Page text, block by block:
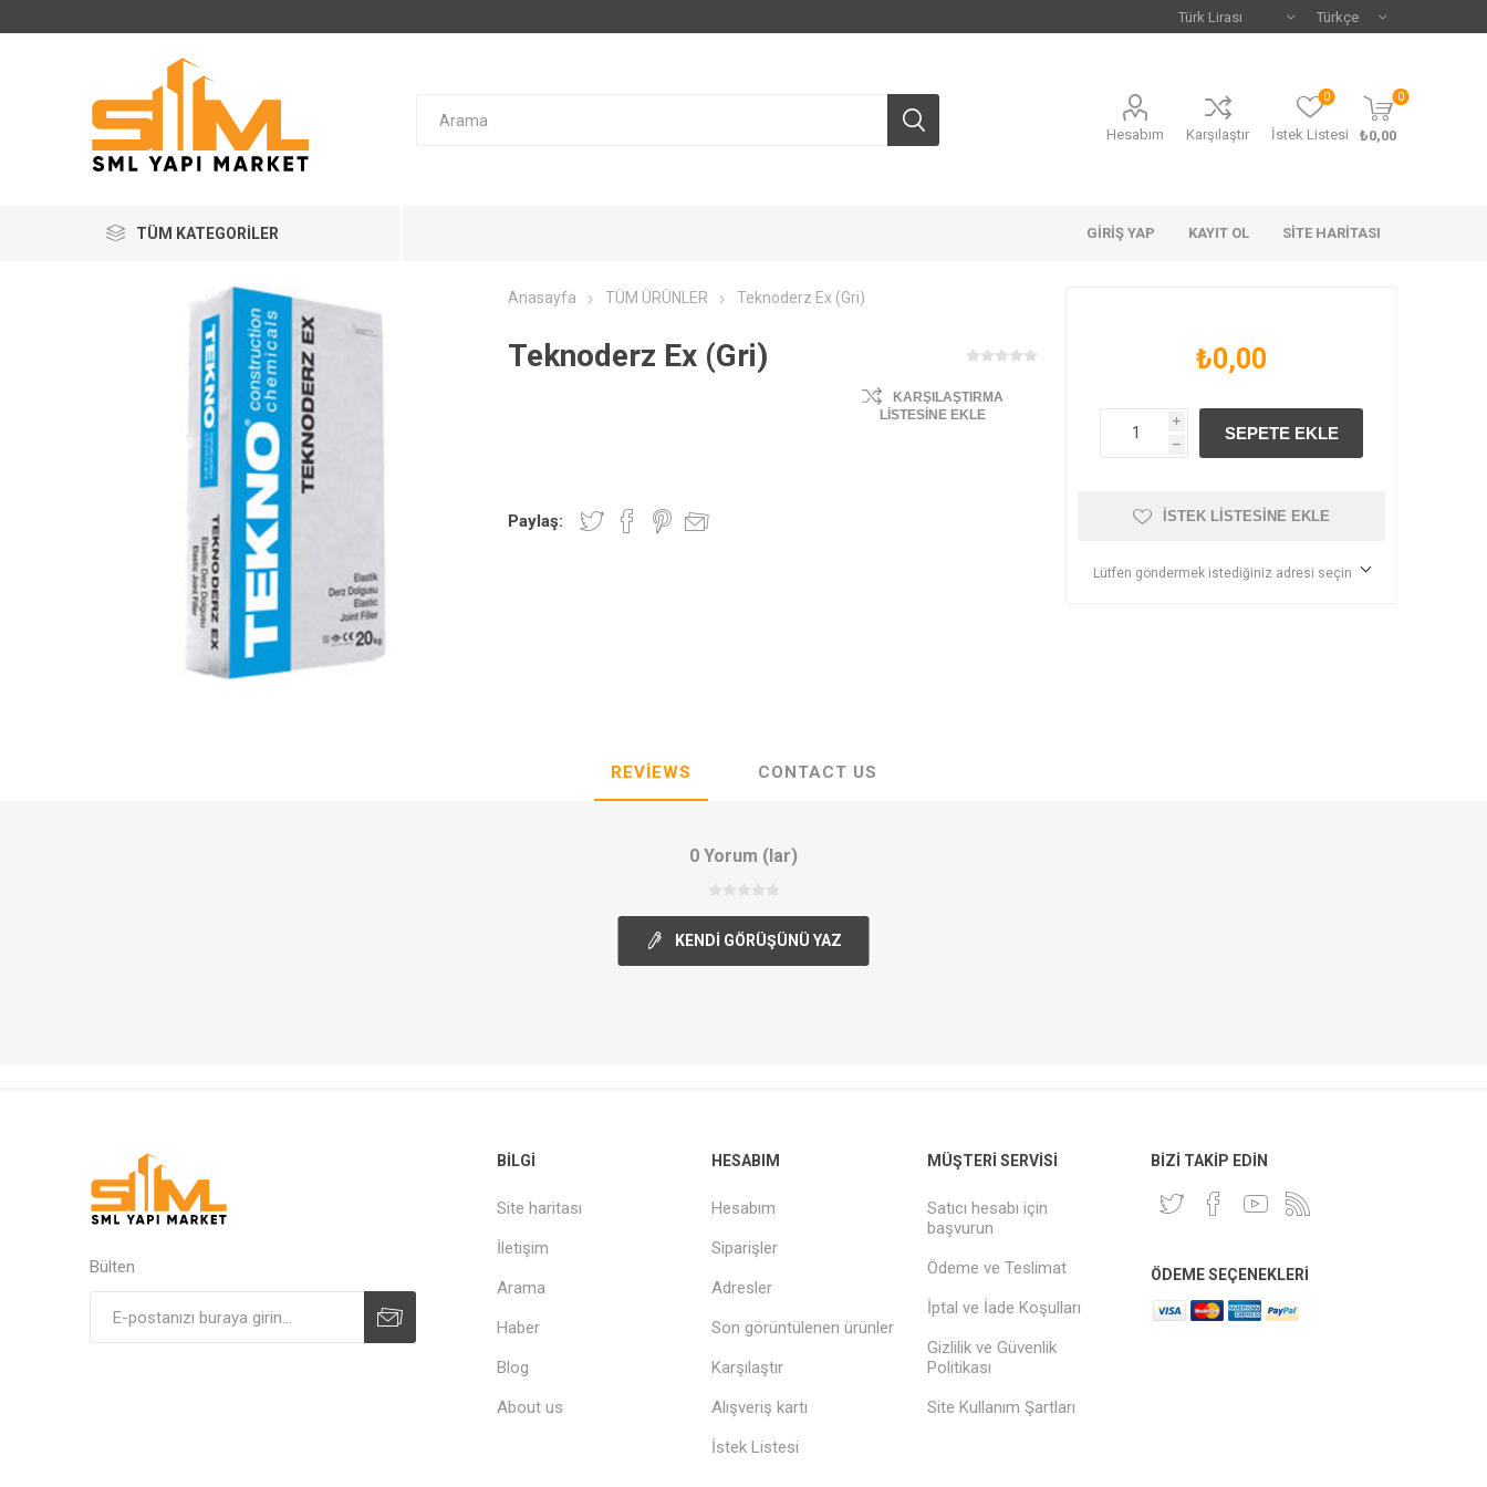
Hesabım Karşılaştır İstek Listesi
0 0
₺0,00
TÜM KATEGORILER GIRIŞ YAP KAYIT OL SITE HARITASI
Anasayfa TÜM ÜRÜNLER Teknoderz Ex (Gri)
Teknoderz Ex (Gri)
KARŞILAŞTIRMA
LISTESINE EKLE
Paylaş:
₺0,00
i
h
İSTEK LISTESINE EKLE
Lütfen göndermek istediğiniz adresi seçin
REVIEWS CONTACT US
0 Yorum (lar)
KENDI GÖRÜŞÜNÜ YAZ
Bülten
BILGI
Site haritası
İletişim
Arama
Haber
Blog
About us
HESABIM
Hesabım
Siparişler
Adresler
Son görüntülenen ürünler
Karşılaştır
Alışveriş kartı
İstek Listesi
MÜŞTERI SERVISI
Satıcı hesabı için
başvurun
Ödeme ve Teslimat
İptal ve İade Koşulları
Gizlilik ve Güvenlik
Politikası
Site Kullanım Şartları
BIZI TAKIP EDIN
ÖDEME SEÇENEKLERI